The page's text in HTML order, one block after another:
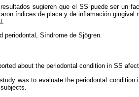
sugieren que el SS puede ser un
índices de placa y de inflamación gingival
periodontal, Síndrome de Sjögren.
about the periodontal condition in SS
was to evaluate the periodontal